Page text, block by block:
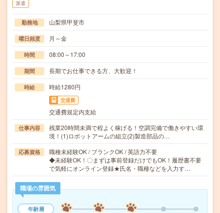
派遣
勤務地 山梨県甲斐市
曜日頻度 月～金
時間 08:00～17:00
期間 長期でお仕事できる方、大歓迎！
時給 時給1280円
交通費
交通費規定内支給
仕事内容
残業20時間未満で程よく稼げる！空調完備で働きやすい環
境！(1)ロボットアームの組立(2)製造部品の…
応募資格
職種未経験OK / ブランクOK / 英語力不要
◆未経験OK！〇まずは事前登録だけでもOK！履歴書不要
で気軽にオンライン登録★氏名・職種などを入力す…
職場の雰囲気
年齢層